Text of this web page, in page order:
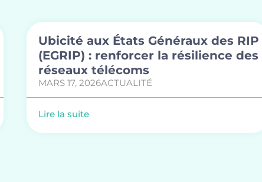
Ubicité aux États Généraux des RIP
(EGRIP) : renforcer la résilience des
réseaux télécoms
MARS 17, 2026ACTUALITÉ
Lire la suite